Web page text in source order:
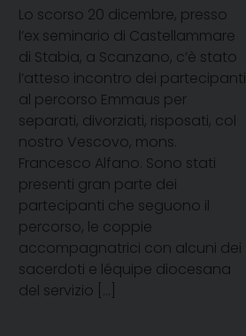
Lo scorso 20 dicembre, presso
l’ex seminario di Castellammare
di Stabia, a Scanzano, c’è stato
l’atteso incontro dei partecipanti
al percorso Emmaus per
separati, divorziati, risposati, col
nostro Vescovo, mons.
Francesco Alfano. Sono stati
presenti gran parte dei
partecipanti che seguono il
percorso, le coppie
accompagnatrici con alcuni dei
sacerdoti e léquipe diocesana
del servizio […]